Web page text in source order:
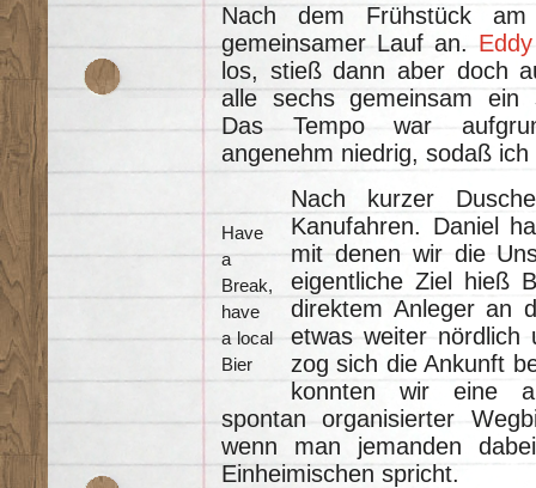
Nach dem Frühstück
gemeinsamer Lauf an. Eddy
los, stieß dann aber doch
alle sechs gemeinsam ein
Das Tempo war
angenehm niedrig, sodaß
Have
a
Break,
have
a local
Bier
Nach kurzer
Kanufahren. Daniel
mit denen wir die
eigentliche Ziel hieß
direktem Anleger an
etwas weiter nördlich
zog sich die Ankunft
konnten wir eine
spontan organisierter
wenn man jemanden
Einheimischen spricht.